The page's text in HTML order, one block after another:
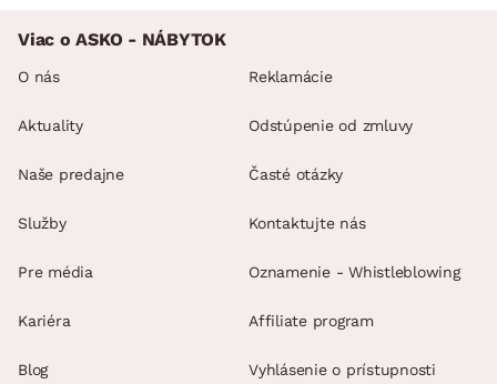
Viac o ASKO - NÁBYTOK
O nás
Aktuality
Naše predajne
Služby
Pre média
Kariéra
Blog
Reklamácie
Odstúpenie od zmluvy
Časté otázky
Kontaktujte nás
Oznamenie - Whistleblowing
Affiliate program
Vyhlásenie o prístupnosti